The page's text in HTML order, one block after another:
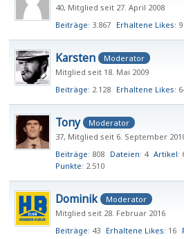
40 Mitglied seit 27. April 2008
Beiträge 3.867 Erhaltene Likes 9
Karsten
Moderator
Mitglied seit 18. Mai 2009
Beiträge 2.128 Erhaltene Likes
Tony
Moderator
37 Mitglied seit 6. September
Beiträge 808 Dateien 4 Artikel
Punkte 2.510
Dominik
Moderator
Mitglied seit 28. Februar 2016
Beiträge 43 Erhaltene Likes 16